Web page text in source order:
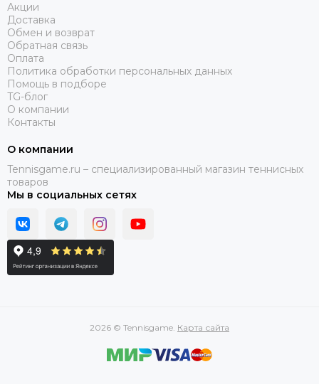
Акции
Доставка
Обмен и возврат
Обратная связь
Оплата
Политика обработки персональных данных
Помощь в подборе
TG-блог
О компании
Контакты
О компании
Tennisgame.ru – специализированный магазин теннисных
товаров
Мы в социальных сетях
2026 © Tennisgame. Карта сайта